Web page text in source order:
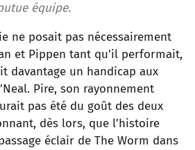
équipe.
ne posait pas nécessairement
et Pippen tant qu’il performait,
davantage un handicap aux
Pire, son rayonnement
pas été du goût des deux
dès lors, que l’histoire
éclair de The Worm dans